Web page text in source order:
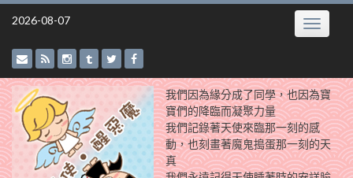
Skip
2026-08-07 Toggle
我們因為緣分成了同學，也因為寶
寶們的降臨而凝聚力量
我們記錄著天使來臨那一刻的感
動，也刻畫著魔鬼搗蛋那一刻的天
真